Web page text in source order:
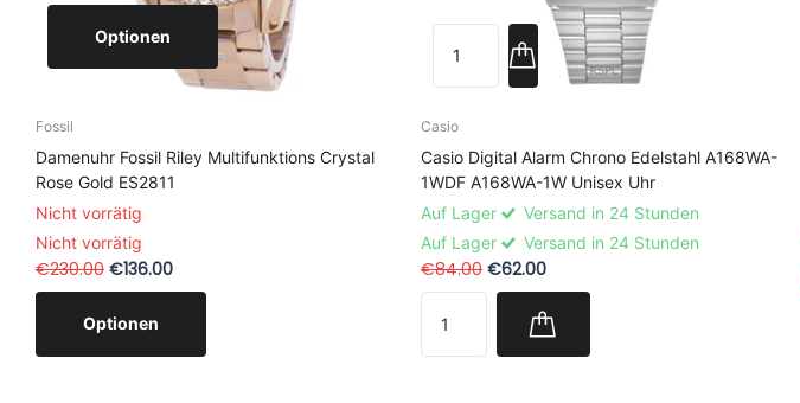
Optionen
Fossil
Damenuhr Fossil Riley Multifunktions Crystal
Rose Gold ES2811
Nicht vorrätig
Nicht vorrätig
€230.00 €136.00
Optionen
Casio
Casio Digital Alarm Chrono Edelstahl A168WA-
1WDF A168WA-1W Unisex Uhr
Auf Lager
Versand in 24 Stunden
Auf Lager
Versand in 24 Stunden
€84.00 €62.00